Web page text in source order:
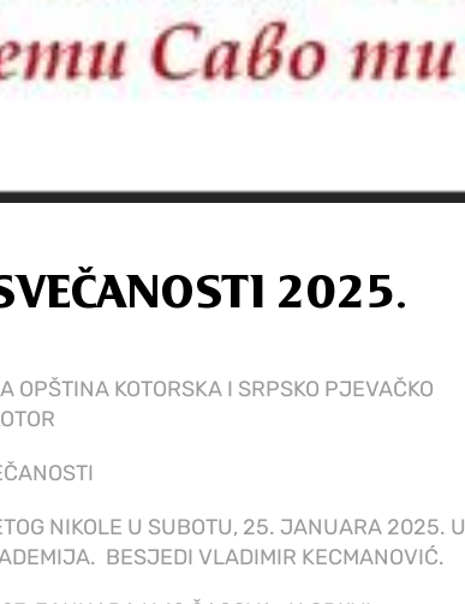
2025.
OPŠTINA KOTORSKA I SRPSKO PJEVAČKO
NIKOLE U SUBOTU, 25. JANUARA 2025. U
BESJEDI VLADIMIR KECMANOVIĆ.